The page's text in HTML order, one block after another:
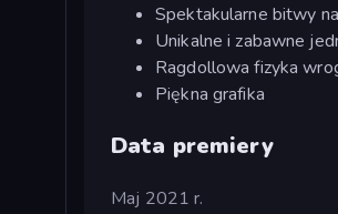
Spektakularne bitwy
Unikalne i zabawne
Ragdollowa fizyka
Piękna grafika
Data premiery
Maj 2021 r.